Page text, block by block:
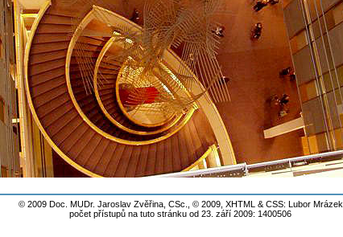
© 2009 Doc. MUDr. Jaroslav Zvěřina, CSc., © 2009, XHTML & CSS: Lubor Mrázek
počet přístupů na tuto stránku od 23. září 2009: 1400506